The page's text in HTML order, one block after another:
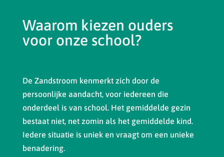
Waarom kiezen ouders
voor onze school?
De Zandstroom kenmerkt zich door de
persoonlijke aandacht, voor iedereen die
onderdeel is van school. Het gemiddelde gezin
bestaat niet, net zomin als het gemiddelde kind.
Iedere situatie is uniek en vraagt om een unieke
benadering.